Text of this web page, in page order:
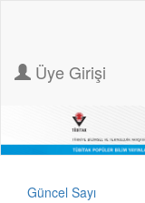
Üye Girişi
Güncel Sayı